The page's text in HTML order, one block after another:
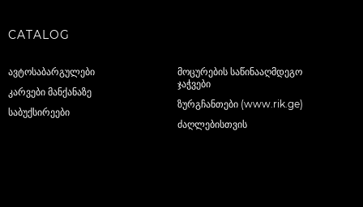
CATALOG
ავტოსაბარგულები
კარვები მანქანაზე
საბუქსირეები
მოცურების საწინააღმდეგო
ჯაჭვები
ზურგჩანთები (www.rik.ge)
ძაღლებისთვის